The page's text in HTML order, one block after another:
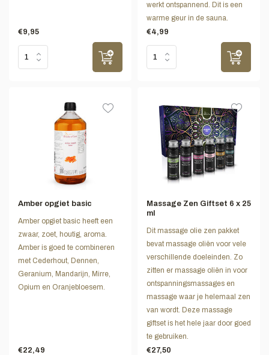
€9,95
werkt ontspannend. Dit is een
warme geur in de sauna.
€4,99
Amber opgiet basic
Amber opgiet basic heeft een
zwaar, zoet, houtig, aroma.
Amber is goed te combineren
met Cederhout, Dennen,
Geranium, Mandarijn, Mirre,
Opium en Oranjebloesem.
€22,49
Massage Zen Giftset 6 x 25
ml
Dit massage olie zen pakket
bevat massage oliën voor vele
verschillende doeleinden. Zo
zitten er massage oliën in voor
ontspanningsmassages en
massage waar je helemaal zen
van wordt. Deze massage
giftset is het hele jaar door goed
te gebruiken.
€27,50